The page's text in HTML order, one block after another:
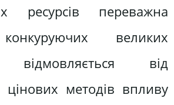
ресурсів переважна
великих
відмовляється від
цінових методів впливу